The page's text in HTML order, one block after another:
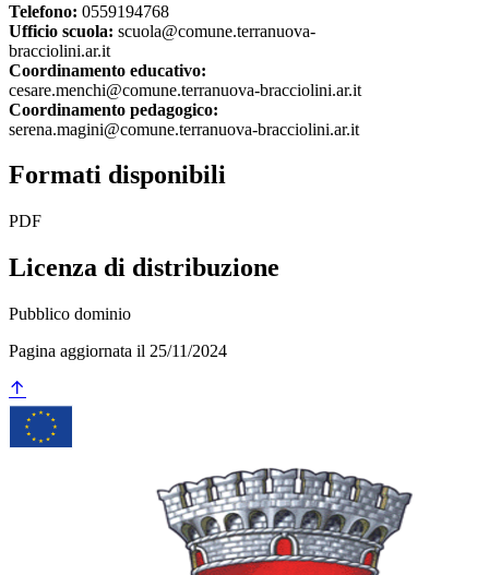
Telefono: 0559194768
Ufficio scuola: scuola@comune.terranuova-
bracciolini.ar.it
Coordinamento educativo:
cesare.menchi@comune.terranuova-bracciolini.ar.it
Coordinamento pedagogico:
serena.magini@comune.terranuova-bracciolini.ar.it
Formati disponibili
PDF
Licenza di distribuzione
Pubblico dominio
Pagina aggiornata il 25/11/2024